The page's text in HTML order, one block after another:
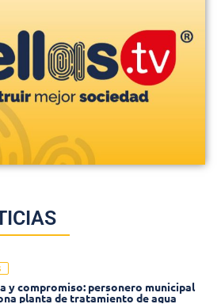
y compromiso: personero municipal
planta de tratamiento de agua